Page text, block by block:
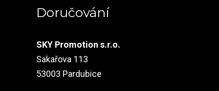
Doručování
SKY Promotion s.r.o.
Sakařova 113
53003 Pardubice